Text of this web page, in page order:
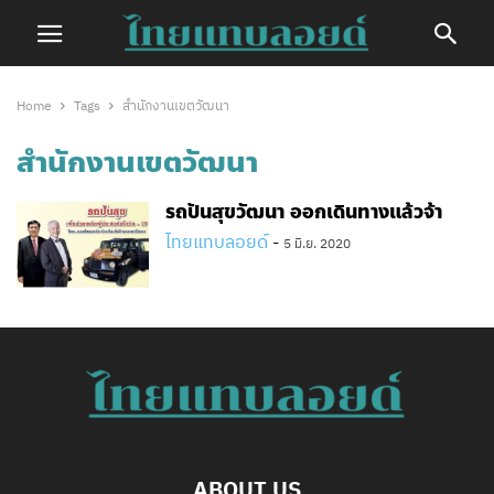
Home Tags สำนักงานเขตวัฒนา
สำนักงานเขตวัฒนา
รถปันสุขวัฒนา ออกเดินทางแล้วจ้า
ไทยแทบลอยด์ - 5 มิ.ย. 2020